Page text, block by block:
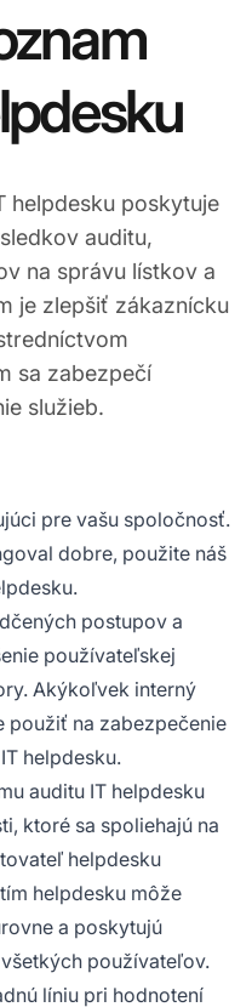
helpdesku poskytuje
auditu,
na správu lístkov a
je zlepšiť zákaznícku
sa zabezpečí
služieb.
pre vašu spoločnosť.
dobre, použite náš
postupov a
používateľskej
Akýkoľvek interný
použiť na zabezpečenie
helpdesku.
auditu IT helpdesku
ktoré sa spoliehajú na
helpdesku
helpdesku môže
a poskytujú
používateľov.
líniu pri hodnotení